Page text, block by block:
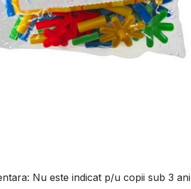
Nu este indicat p/u copii sub 3 ani